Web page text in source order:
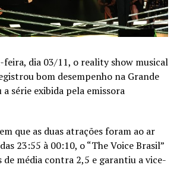
dia 03/11, o reality show musical
bom desempenho na Grande
a série exibida pela emissora
que as duas atrações foram ao ar
23:55 à 00:10, o “The Voice Brasil”
média contra 2,5 e garantiu a vice-